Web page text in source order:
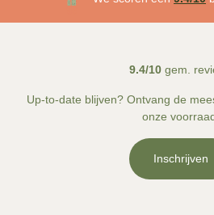
9.4/10 gem.
Up-to-date blijven? Ontvang de
onze
Inschrijven